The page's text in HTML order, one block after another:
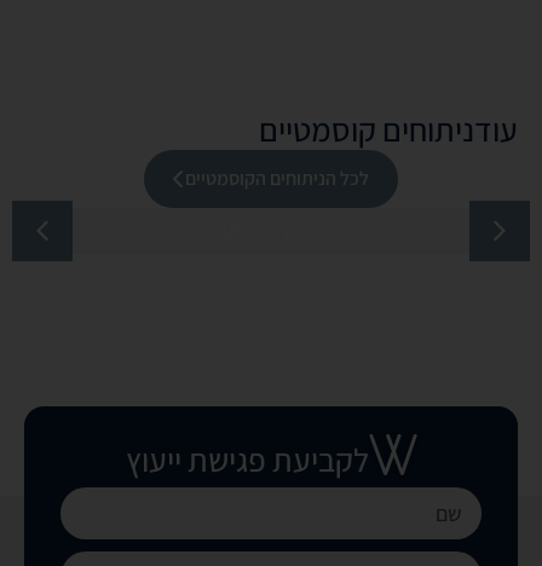
עודניתוחים קוסמטיים
לכל הניתוחים הקוסמטיים
לקביעת פגישת ייעוץ